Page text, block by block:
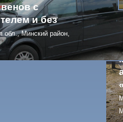
с
и без
обл., Минский район,